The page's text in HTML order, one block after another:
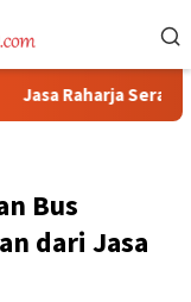
kepada Ahli
Bus
dari Jasa